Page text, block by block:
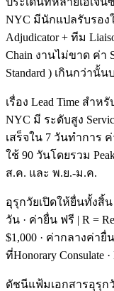
NYC มีนักแปลรับรอง
Adjudicator + ทีม
Chain งานไม่ขาด ค่า
Standard ) เกินกว่านั้
เรื่อง Lead Time สำ
NYC มี ระดับสูง
เสร็จใน 7 วันทำการ ค่
ใช้ 90 วันโดยรวม
ส.ค. และ พ.ย.-ม.ค.
อุรุกวัยเปิดให้ยื่นทั้งสิ้
วัน · ค่ายื่น ฟรี | R =
$1,000 · ค่ากลางค่ายื่
ที่Honorary Consulate
ดัชนีแฟ้มเอกสารอุรุกวั